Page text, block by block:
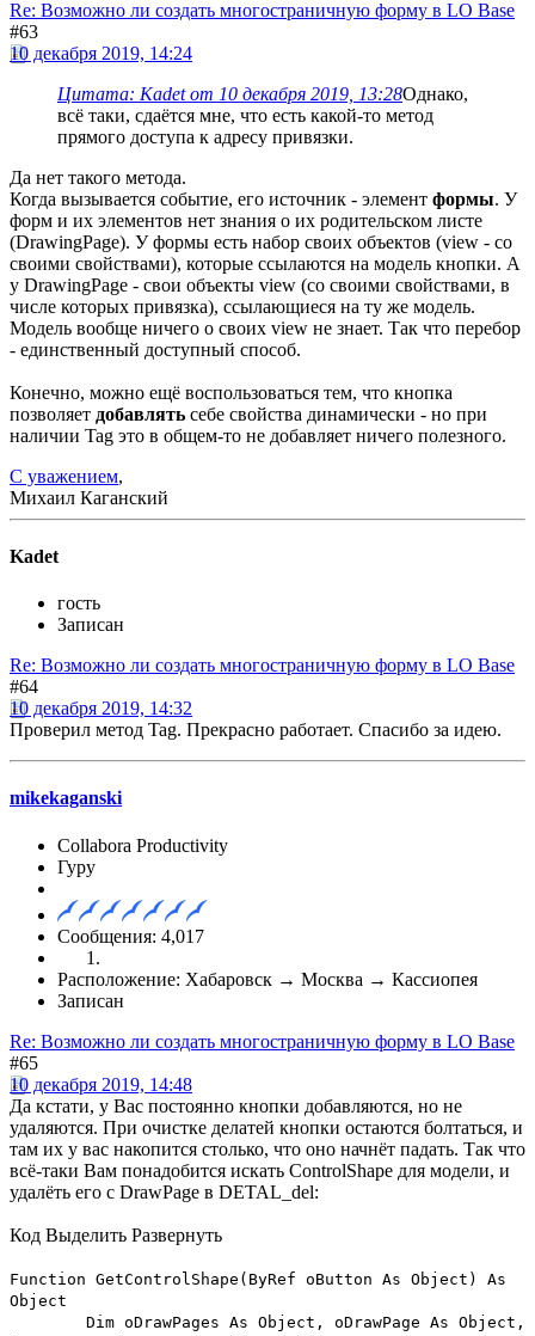
Re: Возможно ли создать многостраничную форму в LO Base
#63
10 декабря 2019, 14:24
Цитата: Kadet от 10 декабря 2019, 13:28Однако,
всё таки, сдаётся мне, что есть какой-то метод
прямого доступа к адресу привязки.
Да нет такого метода.
Когда вызывается событие, его источник - элемент формы. У
форм и их элементов нет знания о их родительском листе
(DrawingPage). У формы есть набор своих объектов (view - со
своими свойствами), которые ссылаются на модель кнопки. А
у DrawingPage - свои объекты view (со своими свойствами, в
числе которых привязка), ссылающиеся на ту же модель.
Модель вообще ничего о своих view не знает. Так что перебор
- единственный доступный способ.
Конечно, можно ещё воспользоваться тем, что кнопка
позволяет добавлять себе свойства динамически - но при
наличии Tag это в общем-то не добавляет ничего полезного.
С уважением,
Михаил Каганский
Kadet
гость
Записан
Re: Возможно ли создать многостраничную форму в LO Base
#64
10 декабря 2019, 14:32
Проверил метод Tag. Прекрасно работает. Спасибо за идею.
mikekaganski
Collabora Productivity
Гуру
Сообщения: 4,017
Расположение: Хабаровск → Москва → Кассиопея
Записан
Re: Возможно ли создать многостраничную форму в LO Base
#65
10 декабря 2019, 14:48
Да кстати, у Вас постоянно кнопки добавляются, но не
удаляются. При очистке делатей кнопки остаются болтаться, и
там их у вас накопится столько, что оно начнёт падать. Так что
всё-таки Вам понадобится искать ControlShape для модели, и
удалёть его с DrawPage в DETAL_del:
Код Выделить Развернуть
Function GetControlShape(ByRef oButton As Object) As
Object
Dim oDrawPages As Object, oDrawPage As Object,